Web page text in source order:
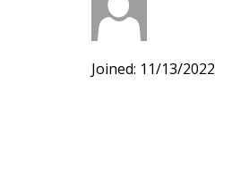
Joined: 11/13/2022